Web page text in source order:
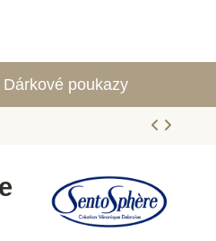
Dárkové poukazy